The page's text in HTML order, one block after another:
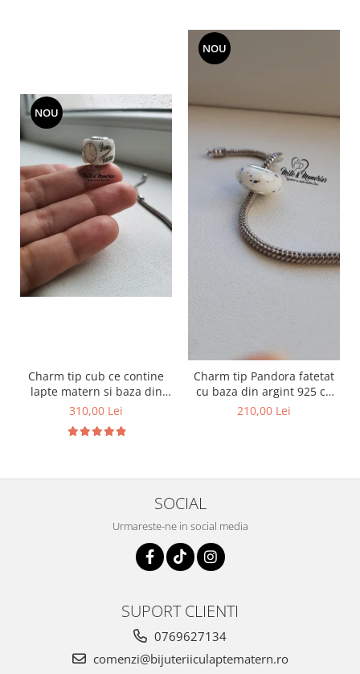
NOU
Charm tip cub ce contine
lapte matern si baza din
argint 925
310,00 Lei
NOU
Charm tip Pandora fatetat
cu baza din argint 925 cu
lapte matern si foita
210,00 Lei
SOCIAL
Urmareste-ne in social media
SUPORT CLIENTI
0769627134
comenzi@bijuteriiculaptematern.ro